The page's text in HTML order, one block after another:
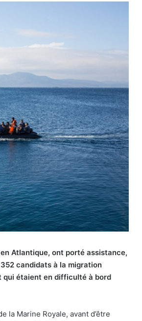
Atlantique, ont porté assistance,
candidats à la migration
qui étaient en difficulté à bord
la Marine Royale, avant d’être